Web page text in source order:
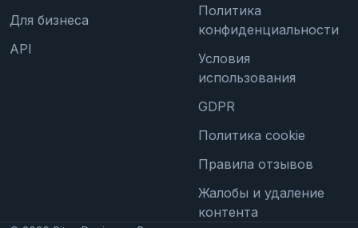
Для бизнеса
API
Политика
конфиденциальности
Условия
использования
GDPR
Политика cookie
Правила отзывов
Жалобы и удаление
контента